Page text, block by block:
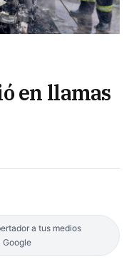
en llamas
a tus medios
Google